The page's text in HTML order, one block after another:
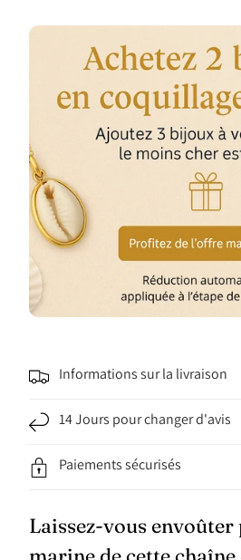
Informations sur la livraison
14 Jours pour changer d'avis
Paiements sécurisés
Laissez-vous